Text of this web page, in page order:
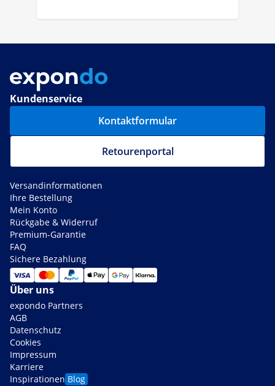
Kundenservice
Kontaktformular
Retourenportal
Versandinformationen
Ihre Bestellung
Mein Konto
Rückgabe & Widerruf
Premium-Garantie
FAQ
Sichere Bezahlung
Über uns
expondo Partners
AGB
Datenschutz
Cookies
Impressum
Karriere
Inspirationen Blog